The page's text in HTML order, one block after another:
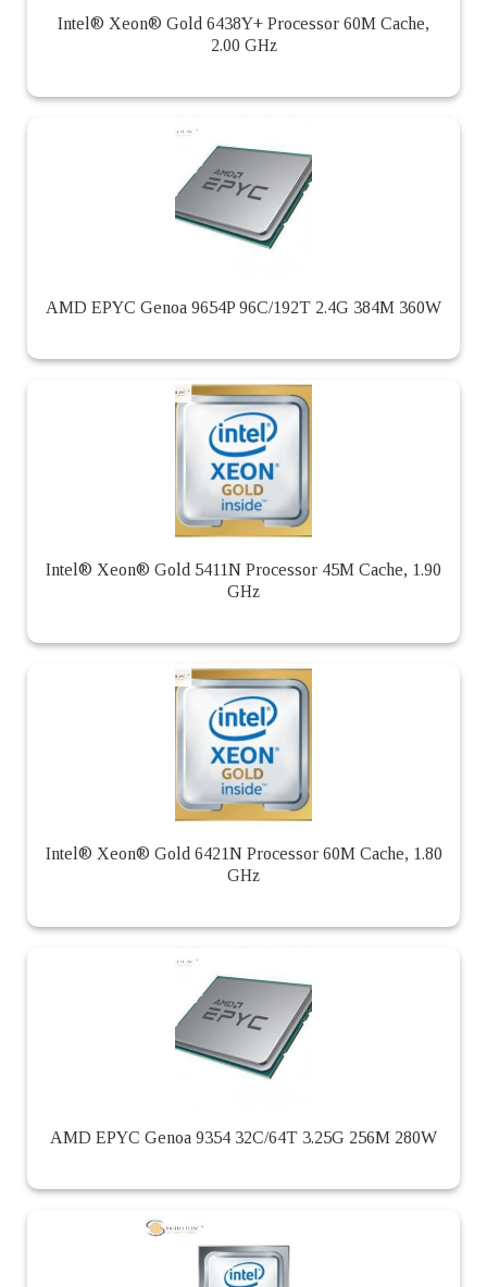
Intel® Xeon® Gold 6438Y+ Processor 60M Cache,
2.00 GHz
AMD EPYC Genoa 9654P 96C/192T 2.4G 384M 360W
Intel® Xeon® Gold 5411N Processor 45M Cache, 1.90
GHz
Intel® Xeon® Gold 6421N Processor 60M Cache, 1.80
GHz
AMD EPYC Genoa 9354 32C/64T 3.25G 256M 280W